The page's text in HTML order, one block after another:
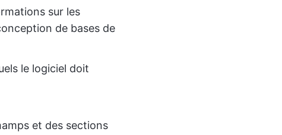
sur les
de bases de
le logiciel doit
et des sections